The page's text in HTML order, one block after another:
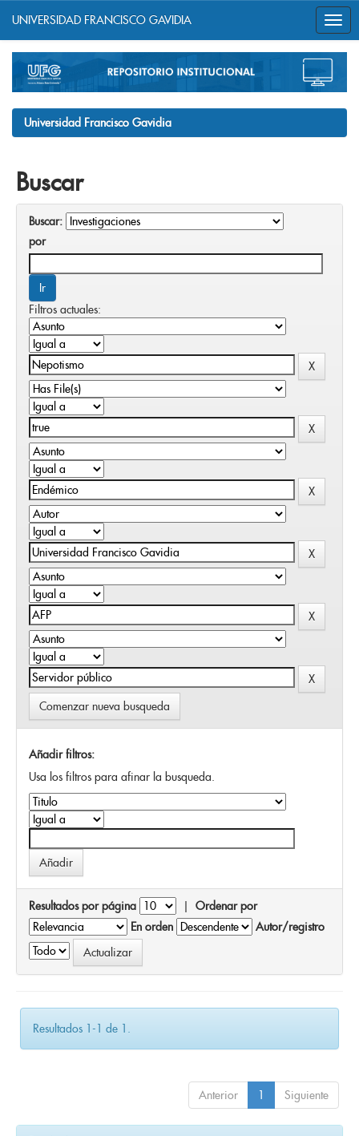
navigation
UNIVERSIDAD FRANCISCO GAVIDIA
Universidad Francisco Gavidia
Buscar
Buscar:
por
Filtros actuales:
Comenzar nueva busqueda
Añadir filtros:
Usa los filtros para afinar la busqueda.
Resultados por página | Ordenar por
En orden
Autor/registro
Resultados 1-1 de 1.
Anterior 1 Siguiente